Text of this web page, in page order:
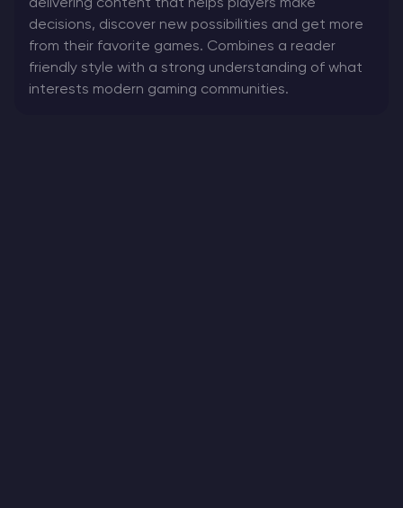
delivering content that helps players make
decisions, discover new possibilities and get more
from their favorite games. Combines a reader
friendly style with a strong understanding of what
interests modern gaming communities.